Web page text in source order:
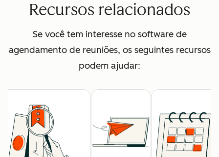
Recursos relacionados
Se você tem interesse no software de
agendamento de reuniões, os seguintes recursos
podem ajudar: